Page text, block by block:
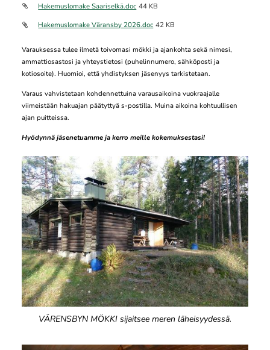
Hakemuslomake Saariselkä.doc 44 KB
Hakemuslomake Väransby 2026.doc 42 KB
Varauksessa tulee ilmetä toivomasi mökki ja ajankohta sekä nimesi,
ammattiosastosi ja yhteystietosi (puhelinnumero, sähköposti ja
kotiosoite). Huomioi, että yhdistyksen jäsenyys tarkistetaan.
Varaus vahvistetaan kohdennettuina varausaikoina vuokraajalle
viimeistään hakuajan päätyttyä s-postilla. Muina aikoina kohtuullisen
ajan puitteissa.
Hyödynnä jäsenetuamme ja kerro meille kokemuksestasi!
VÄRENSBYN MÖKKI sijaitsee meren läheisyydessä.